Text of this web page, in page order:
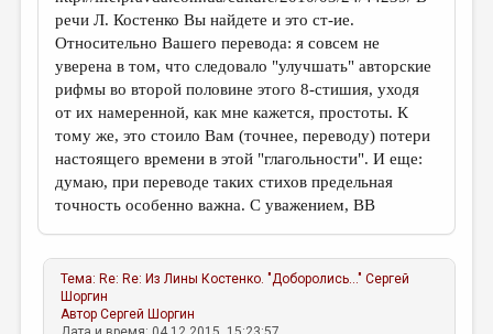
речи Л. Костенко Вы найдете и это ст-ие.
Относительно Вашего перевода: я совсем не
уверена в том, что следовало "улучшать" авторские
рифмы во второй половине этого 8-стишия, уходя
от их намеренной, как мне кажется, простоты. К
тому же, это стоило Вам (точнее, переводу) потери
настоящего времени в этой "глагольности". И еще:
думаю, при переводе таких стихов предельная
точность особенно важна. С уважением, ВВ
Тема: Re: Re: Из Лины Костенко. "Доборолись..." Сергей
Шоргин
АвторСергей Шоргин